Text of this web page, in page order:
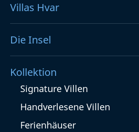
Villas Hvar
Die Insel
Kollektion
Signature Villen
Handverlesene Villen
Ferienhäuser